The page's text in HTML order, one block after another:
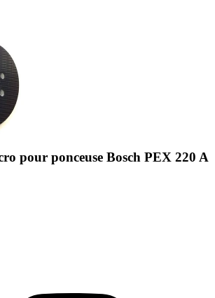
pour ponceuse Bosch PEX 220 A